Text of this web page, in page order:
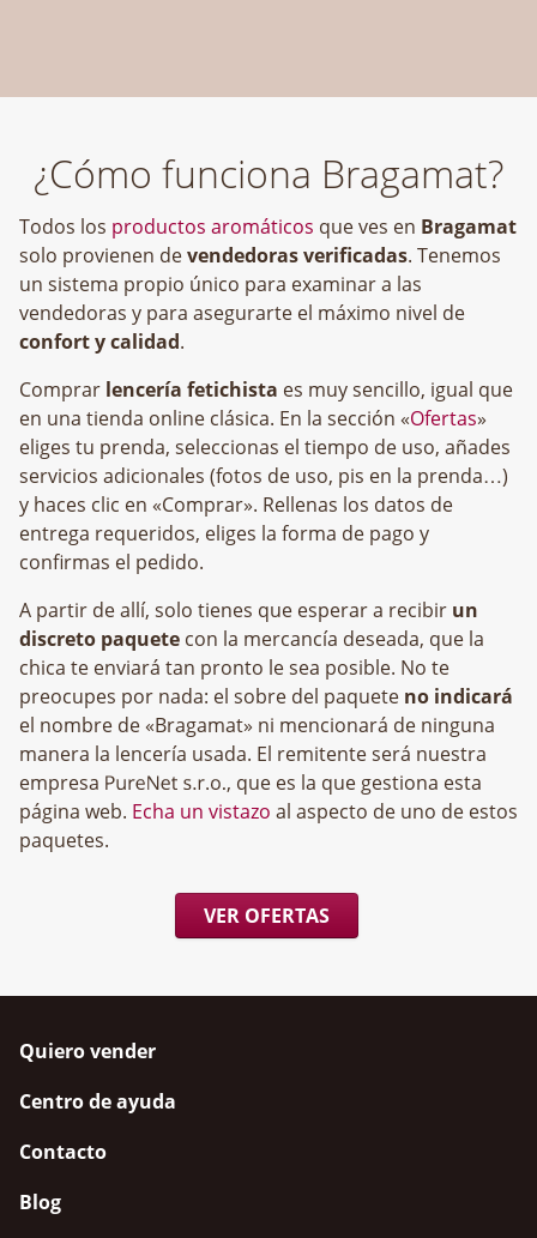
¿Cómo funciona Bragamat?
Todos los productos aromáticos que ves en Bragamat
solo provienen devendedoras verificadas. Tenemos
un sistema propio único para examinar a las
vendedoras y para asegurarte el máximo nivel de
confort y calidad.
Comprar lencería fetichista es muy sencillo, igual que
en una tienda online clásica. En la sección «Ofertas»
eliges tu prenda, seleccionas el tiempo de uso, añades
servicios adicionales (fotos de uso, pis en la prenda…)
y haces clic en «Comprar». Rellenas los datos de
entrega requeridos, eliges la forma de pago y
confirmas el pedido.
A partir de allí, solo tienes que esperar a recibir un
discreto paquete con la mercancía deseada, que la
chica te enviará tan pronto le sea posible. No te
preocupes por nada: el sobre del paquete no indicará
el nombre de «Bragamat» ni mencionará de ninguna
manera la lencería usada. El remitente será nuestra
empresa
, que es la que gestiona esta
página web. Echa un vistazo al aspecto de uno de estos
paquetes.
VER OFERTAS
Quiero vender
Centro de ayuda
Contacto
Blog